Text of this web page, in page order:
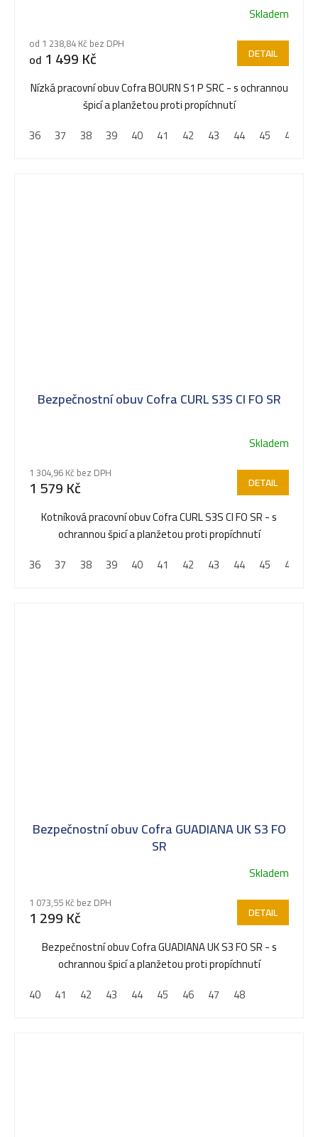
hodnocení
produktu
je
5,0
hvězdiček.
Skladem
od 1 238,84 Kč bez DPH
od 1 499 Kč DETAIL
Nízká pracovní obuv Cofra BOURN S1 P SRC - s ochrannou
špicí a planžetou proti propíchnutí
36
37 38 39 40 41 42 43 44 45 46
Bezpečnostní obuv Cofra CURL S3S CI FO SR
Skladem
1 304,96 Kč bez DPH
1 579 Kč DETAIL
Kotníková pracovní obuv Cofra CURL S3S CI FO SR - s
ochrannou špicí a planžetou proti propíchnutí
36
37 38 39 40 41 42 43 44 45 46
Bezpečnostní obuv Cofra GUADIANA UK S3 FO
SR
Skladem
1 073,55 Kč bez DPH
1 299 Kč DETAIL
Bezpečnostní obuv Cofra GUADIANA UK S3 FO SR - s
ochrannou špicí a planžetou proti propíchnutí
40
41 42 43 44 45 46 47 48